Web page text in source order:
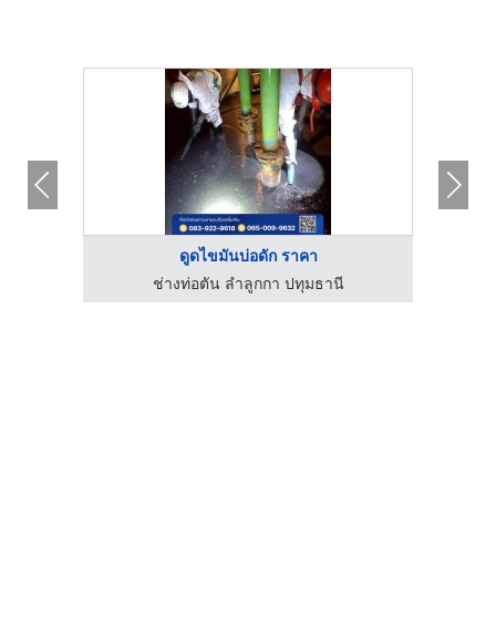
ดูดไขมันบ่อดัก ราคา
ช่างท่อตัน ลำลูกกา ปทุมธานี